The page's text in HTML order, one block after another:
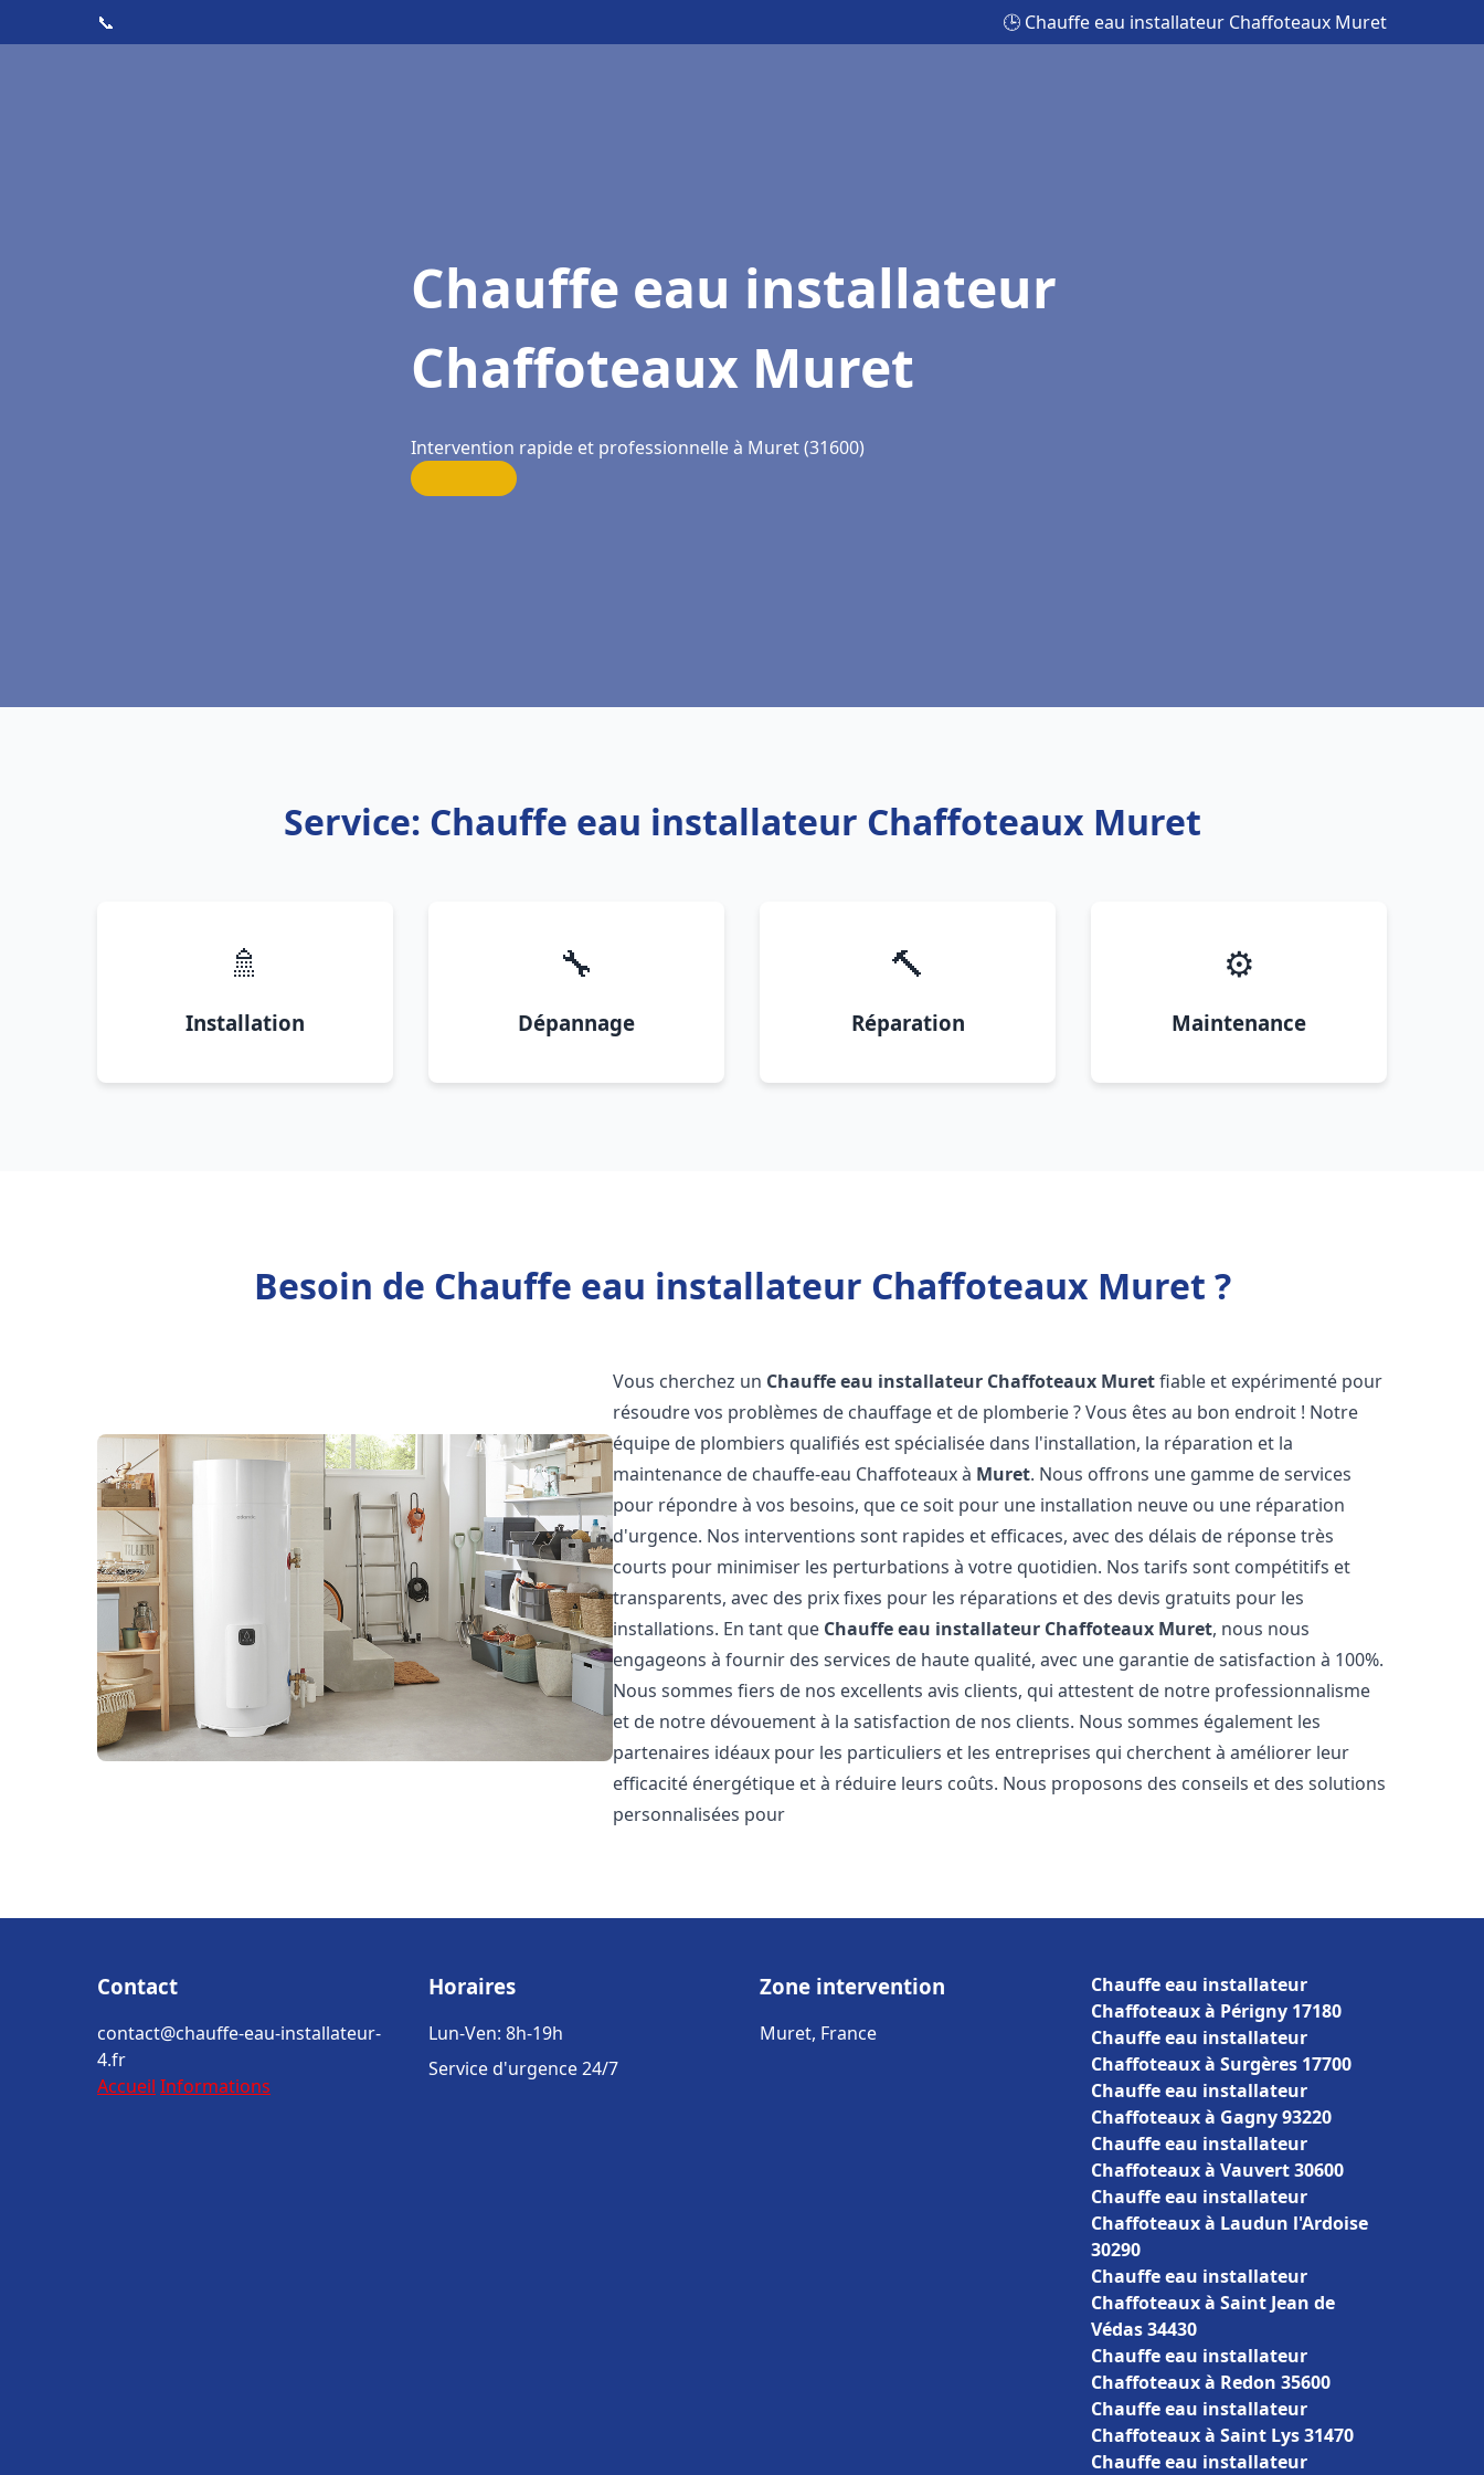
📞 🕒 Chauffe eau installateur Chaffoteaux Muret
Chauffe eau installateur
Chaffoteaux Muret
Intervention rapide et professionnelle à Muret (31600)
Service: Chauffe eau installateur Chaffoteaux Muret
🚿
Installation
🔧
Dépannage
🔨
Réparation
⚙️
Maintenance
Besoin de Chauffe eau installateur Chaffoteaux Muret ?
Vous cherchez un Chauffe eau installateur Chaffoteaux Muretfiable et expérimenté pour
résoudre vos problèmes de chauffage et de plomberie ? Vous êtes au bon endroit ! Notre
équipe de plombiers qualifiés est spécialisée dans l'installation, la réparation et la
maintenance de chauffe-eau Chaffoteaux à Muret. Nous offrons une gamme de services
pour répondre à vos besoins, que ce soit pour une installation neuve ou une réparation
d'urgence. Nos interventions sont rapides et efficaces, avec des délais de réponse très
courts pour minimiser les perturbations à votre quotidien. Nos tarifs sont compétitifs et
transparents, avec des prix fixes pour les réparations et des devis gratuits pour les
installations. En tant que Chauffe eau installateur Chaffoteaux Muret, nous nous
engageons à fournir des services de haute qualité, avec une garantie de satisfaction à 100%.
Nous sommes fiers de nos excellents avis clients, qui attestent de notre professionnalisme
et de notre dévouement à la satisfaction de nos clients. Nous sommes également les
partenaires idéaux pour les particuliers et les entreprises qui cherchent à améliorer leur
efficacité énergétique et à réduire leurs coûts. Nous proposons des conseils et des solutions
personnalisées pour
Contact
contact@chauffe-eau-installateur-
4.fr
Accueil Informations
Horaires
Lun-Ven: 8h-19h
Service d'urgence 24/7
Zone intervention
Muret, France
Chauffe eau installateur
Chaffoteaux à Périgny 17180
Chauffe eau installateur
Chaffoteaux à Surgères 17700
Chauffe eau installateur
Chaffoteaux à Gagny 93220
Chauffe eau installateur
Chaffoteaux à Vauvert 30600
Chauffe eau installateur
Chaffoteaux à Laudun l'Ardoise
30290
Chauffe eau installateur
Chaffoteaux à Saint Jean de
Védas 34430
Chauffe eau installateur
Chaffoteaux à Redon 35600
Chauffe eau installateur
Chaffoteaux à Saint Lys 31470
Chauffe eau installateur